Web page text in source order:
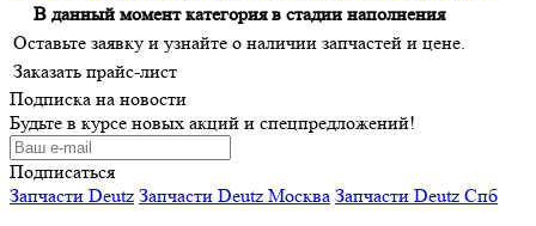
В данный момент категория в стадии наполнения
Оставьте заявку и узнайте о наличии запчастей и цене.
Заказать прайс-лист
Подписка на новости
Будьте в курсе новых акций и спецпредложений!
Подписаться
Запчасти Deutz Запчасти Deutz Москва Запчасти Deutz Спб